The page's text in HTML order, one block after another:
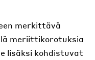
merkittävä
meriittikorotuksia
lisäksi kohdistuvat